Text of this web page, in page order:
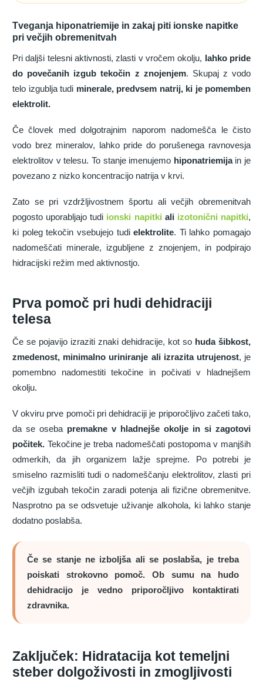
Tveganja hiponatriemije in zakaj piti ionske napitke
pri večjih obremenitvah
Pri daljši telesni aktivnosti, zlasti v vročem okolju,
lahko pride
do povečanih izgub tekočin z znojenjem. Skupaj z vodo
telo izgublja tudi minerale, predvsem natrij, ki je pomemben
elektrolit.
Če človek med dolgotrajnim naporom nadomešča le čisto
vodo brez mineralov, lahko pride do porušenega ravnovesja
elektrolitov v telesu. To stanje imenujemo hiponatriemijain je
povezano z nizko koncentracijo natrija v krvi.
Zato se pri vzdržljivostnem športu ali večjih obremenitvah
pogosto uporabljajo tudi ionski napitki ali izotonični napitki,
ki poleg tekočin vsebujejo tudielektrolite. Ti lahko pomagajo
nadomeščati minerale, izgubljene z znojenjem, in podpirajo
hidracijski režim med aktivnostjo.
Prva pomoč pri hudi dehidraciji
telesa
Če se pojavijo izraziti znaki dehidracije, kot so huda šibkost,
zmedenost, minimalno uriniranje ali izrazita utrujenost, je
pomembno nadomestiti tekočine in počivati v hladnejšem
okolju.
V okviru prve pomoči pri dehidraciji je priporočljivo začeti tako,
da se oseba premakne v hladnejše okolje in si zagotovi
počitek. Tekočine je treba nadomeščati postopoma v manjših
odmerkih, da jih organizem lažje sprejme. Po potrebi je
smiselno razmisliti tudi o nadomeščanju elektrolitov, zlasti pri
večjih izgubah tekočin zaradi potenja ali fizične obremenitve.
Nasprotno pa se odsvetuje uživanje alkohola, ki lahko stanje
dodatno poslabša.
Če se stanje ne izboljša ali se poslabša, je treba
poiskati strokovno pomoč. Ob sumu na hudo
dehidracijo je vedno priporočljivo kontaktirati
zdravnika.
Zaključek: Hidratacija kot temeljni
steber dolgoživosti in zmogljivosti